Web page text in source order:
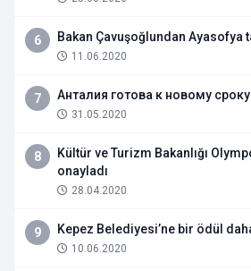
6 Bakan Çavuşoğlundan Ayasofya
11.06.2020
7 Анталия готова к новому сроку
31.05.2020
8
Kültür ve Turizm Bakanlığı
onayladı
28.04.2020
9 Kepez Belediyesi’ne bir ödül
10.06.2020